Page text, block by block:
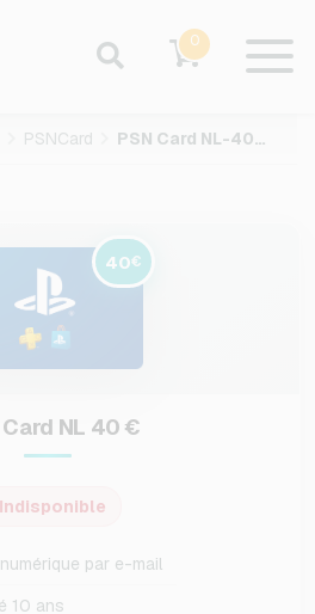
0
PSNCard PSN Card NL-40-EUR
40€
Card NL 40 €
Indisponible
par e-mail
10 ans